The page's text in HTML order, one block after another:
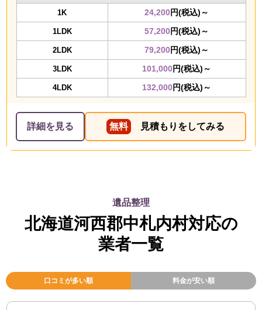
1K 24,200円(税込)～
1LDK 57,200円(税込)～
2LDK 79,200円(税込)～
3LDK 101,000円(税込)～
4LDK 132,000円(税込)～
詳細を見る 無料 見積もりをしてみる
遺品整理
北海道河西郡中札内村対応の
業者一覧
口コミが多い順 料金が安い順